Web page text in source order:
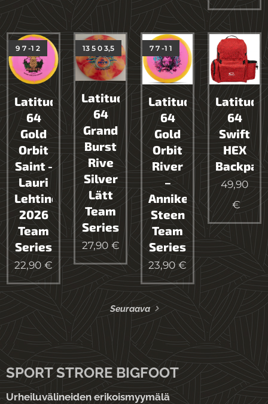
Latitude
64
Gold
Orbit
Saint -
Lauri
Lehtinen
2026
Team
Series
9 7 -1 2
22,90 €
Latitude
64
Grand
Burst
Rive
Silver
Lätt
Team
Series
13 5 0 3,5
27,90€
Latitude
64
Gold
Orbit
River
–
Anniken
Steen
Team
Series
7 7 -1 1
23,90 €
Latitude
64
Swift
HEX
49,90
€
Seuraava
SPORT STRORE BIGFOOT
Urheiluvälineiden erikoismyymälä